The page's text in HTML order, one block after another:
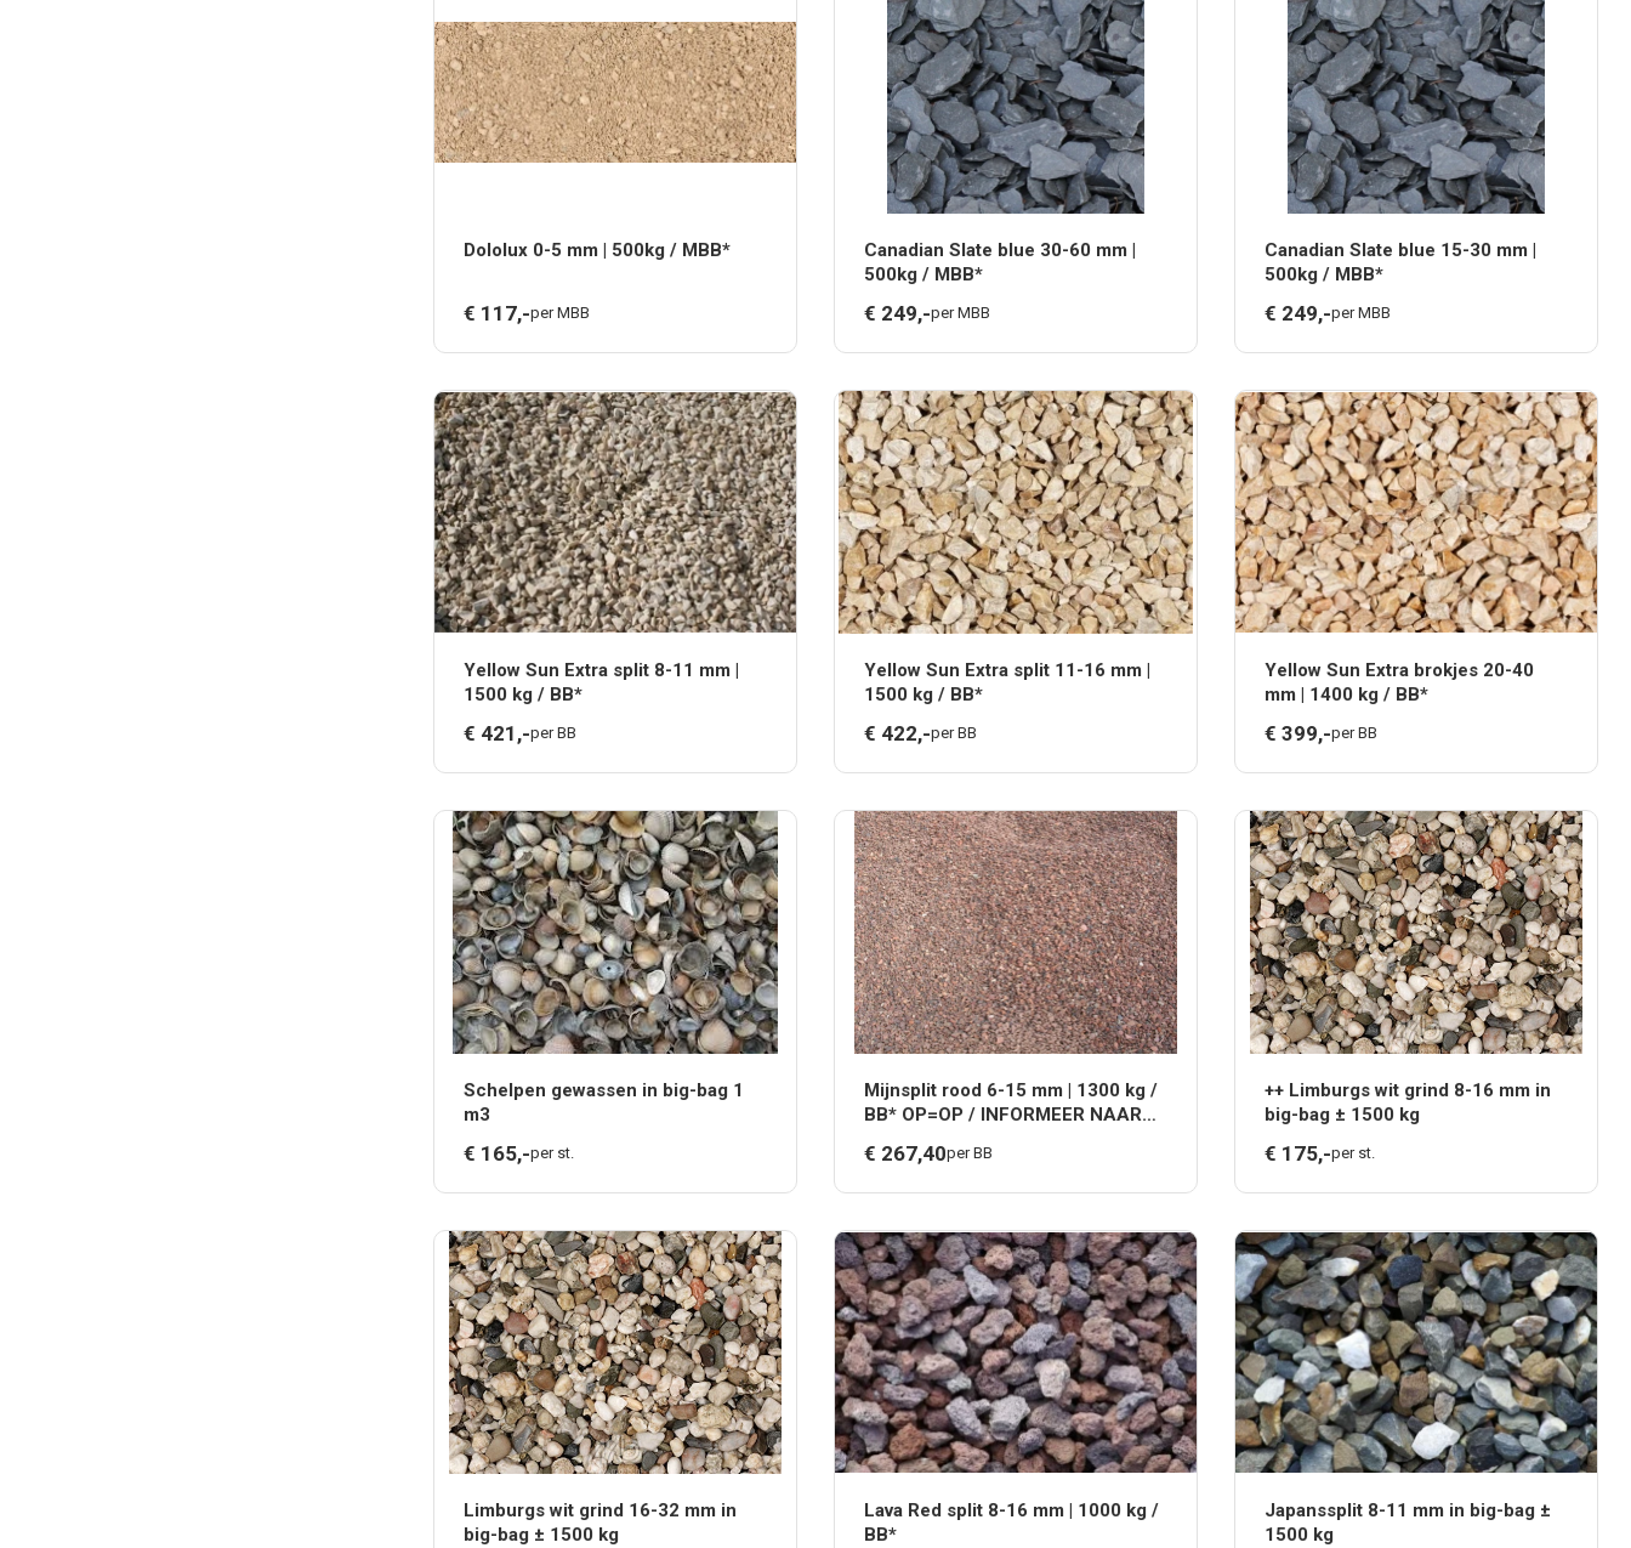
Dololux 0-5 mm | 500kg / MBB*
€ 117,-per MBB
Canadian Slate blue 30-60 mm |
500kg / MBB*
€ 249,-per MBB
Canadian Slate blue 15-30 mm |
500kg / MBB*
€ 249,-per MBB
Yellow Sun Extra split 8-11 mm |
1500 kg / BB*
€ 421,-per BB
Yellow Sun Extra split 11-16 mm |
1500 kg / BB*
€ 422,-per BB
Yellow Sun Extra brokjes 20-40
mm | 1400 kg / BB*
€ 399,-per BB
Schelpen gewassen in big-bag 1
m3
€ 165,-per st.
Mijnsplit rood 6-15 mm | 1300 kg /
BB* OP=OP / INFORMEER NAAR
€ 267,40per BB
++ Limburgs wit grind 8-16 mm in
big-bag ± 1500 kg
€ 175,-per st.
Limburgs wit grind 16-32 mm in
big-bag ± 1500 kg
Lava Red split 8-16 mm | 1000 kg /
BB*
Japanssplit 8-11 mm in big-bag ±
1500 kg